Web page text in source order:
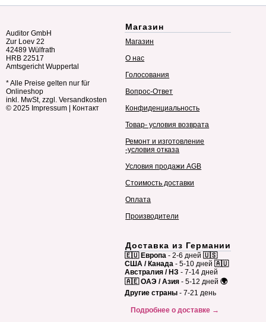
Auditor GmbH
Zur Loev 22
42489 Wülfrath
HRB 22517
Amtsgericht Wuppertal
* Alle Preise gelten nur für
Onlineshop
inkl. MwSt, zzgl. Versandkosten
© 2025 Impressum Контакт
Магазин
Магазин
О нас
Голосования
Вопрос-Ответ
Конфиденциальность
Товар- условия возврата
Ремонт и изготовление
-условия отказа
Условия продажи AGB
Стоимость доставки
Оплата
Производители
Доставка из Германии
🇪🇺 Европа - 2-6 дней 🇺🇸
США / Канада - 5-10 дней 🇦🇺
Австралия / НЗ - 7-14 дней
🇦🇪 ОАЭ / Азия - 5-12 дней 🌍
Другие страны - 7-21 день
Подробнее о доставке →